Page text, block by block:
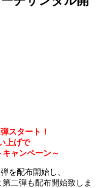
スタート！
上げで
ャンペーン～
を配布開始し、
二弾も配布開始致しま